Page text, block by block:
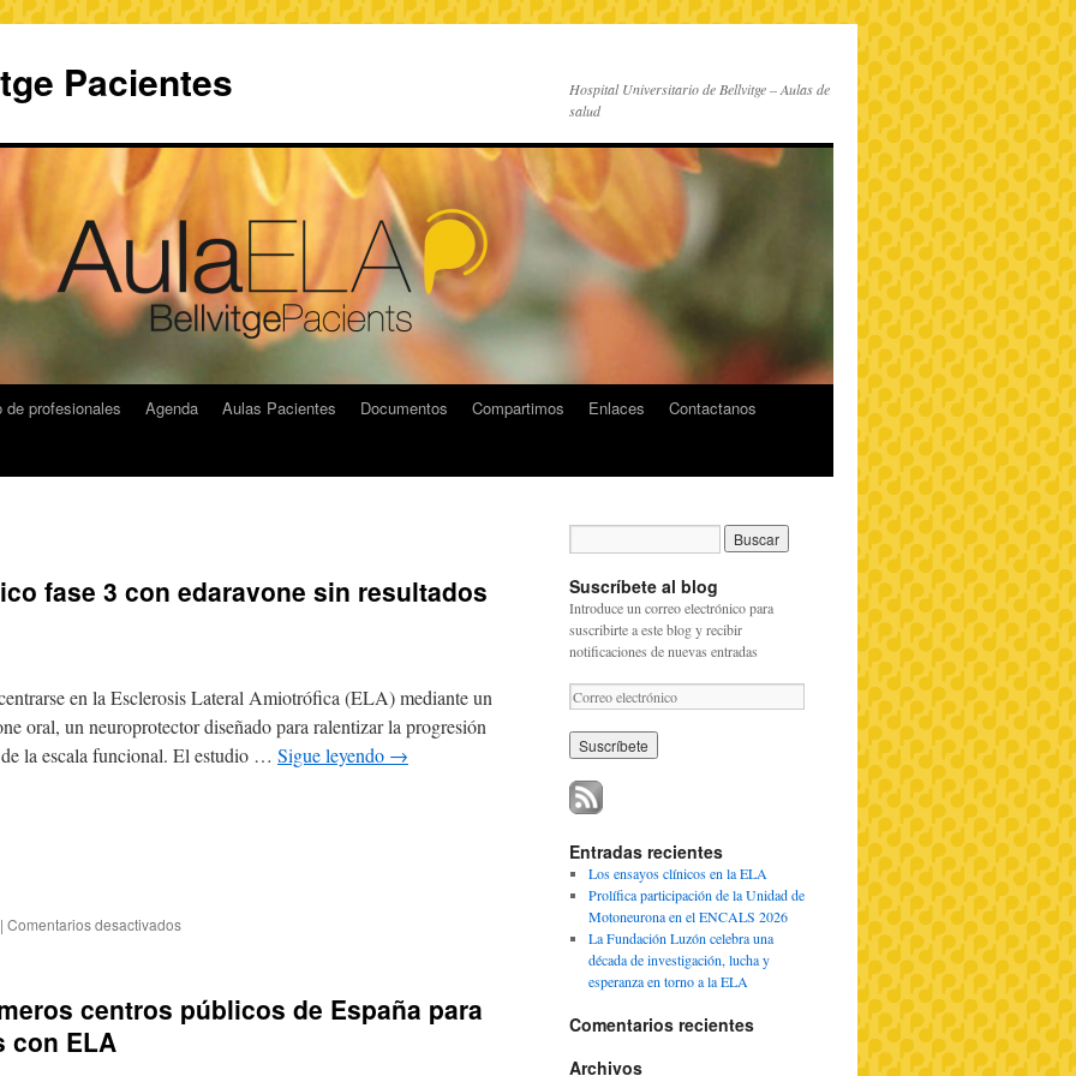
Pacientes
Hospital Universitario de Bellvitge – Aulas de
salud
de profesionales Agenda Aulas Pacientes Documentos Compartimos Enlaces
Contactanos
fase 3 con edaravone sin resultados
en la Esclerosis Lateral Amiotrófica (ELA) mediante un
oral, un neuroprotector diseñado para ralentizar la progresión
la escala funcional. El estudio … Sigue leyendo →
| Comentarios desactivados
centros públicos de España para
con ELA
Suscríbete al blog
Introduce un correo electrónico para
suscribirte a este blog y recibir
notificaciones de nuevas entradas
C
o
r
r
e
o
l
c
Entradas recientes
Los ensayos clínicos en la ELA
Prolífica participación de la Unidad de
Motoneurona en el ENCALS 2026
La Fundación Luzón celebra una
década de investigación, lucha y
esperanza en torno a la ELA
Comentarios recientes
Archivos